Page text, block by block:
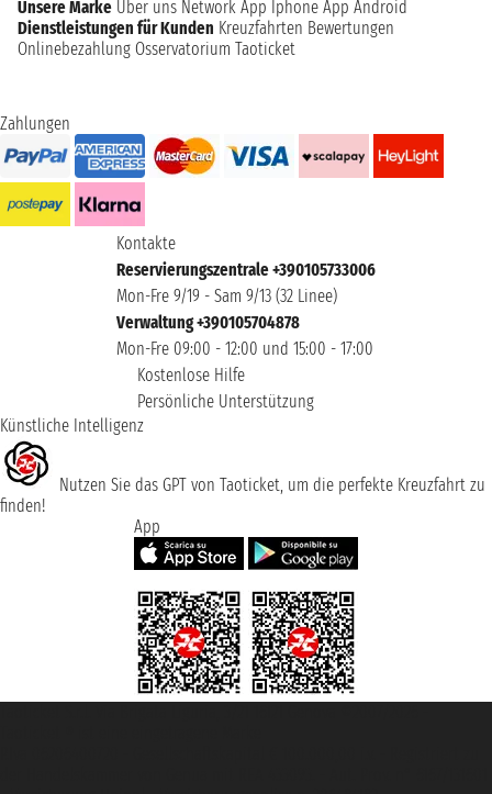
Unsere Marke Über uns Network App Iphone App Android
Dienstleistungen für Kunden Kreuzfahrten Bewertungen
Onlinebezahlung Osservatorium Taoticket
Zahlungen
Kontakte
Reservierungszentrale +390105733006
Mon-Fre 9/19 - Sam 9/13 (32 Linee)
Verwaltung +390105704878
Mon-Fre 09:00 - 12:00 und 15:00 - 17:00
Kostenlose Hilfe
Persönliche Unterstützung
Künstliche Intelligenz
Nutzen Sie das GPT von Taoticket, um die perfekte Kreuzfahrt zu
finden!
App